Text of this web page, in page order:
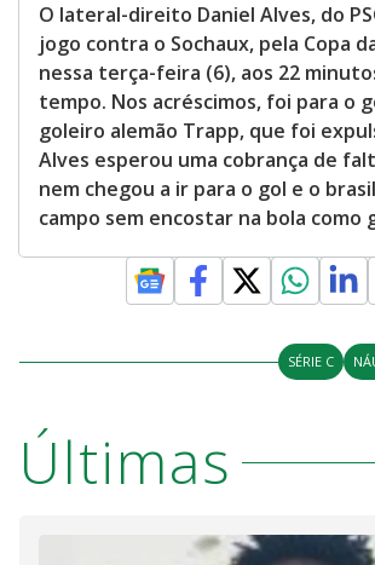
O lateral-direito Daniel Alves, do
jogo contra o Sochaux, pela Copa
nessa terça-feira (6), aos 22
tempo. Nos acréscimos, foi para o
goleiro alemão Trapp, que foi
Alves esperou uma cobrança de
nem chegou a ir para o gol e o
campo sem encostar na bola como
SÉRIE C
Últimas